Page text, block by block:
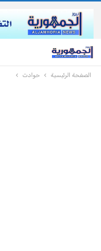
الصفحة الرئيسية حوادث